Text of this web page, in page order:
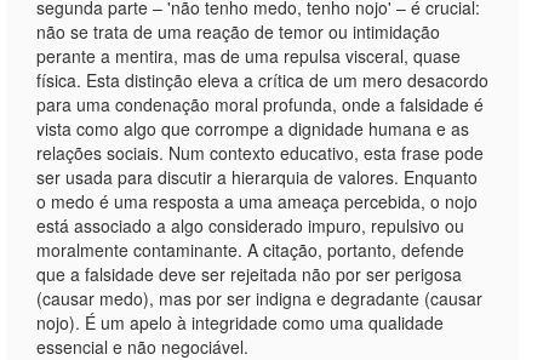
segunda parte – 'não tenho medo, tenho nojo' – é crucial:
não se trata de uma reação de temor ou intimidação
perante a mentira, mas de uma repulsa visceral, quase
física. Esta distinção eleva a crítica de um mero desacordo
para uma condenação moral profunda, onde a falsidade é
vista como algo que corrompe a dignidade humana e as
relações sociais. Num contexto educativo, esta frase pode
ser usada para discutir a hierarquia de valores. Enquanto
o medo é uma resposta a uma ameaça percebida, o nojo
está associado a algo considerado impuro, repulsivo ou
moralmente contaminante. A citação, portanto, defende
que a falsidade deve ser rejeitada não por ser perigosa
(causar medo), mas por ser indigna e degradante (causar
nojo). É um apelo à integridade como uma qualidade
essencial e não negociável.